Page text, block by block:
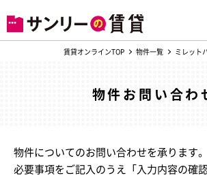
賃貸オンラインTOP 物件一覧 ミレット
物件お問い合わ
物件についてのお問い合わせを承ります。
必要事項をご記入のうえ「入力内容の確